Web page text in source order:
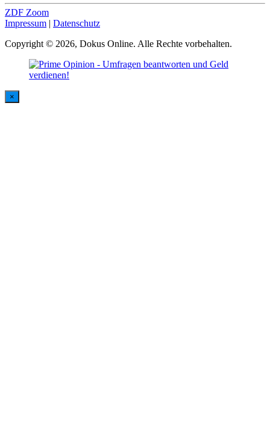
ZDF Zoom
Impressum | Datenschutz
Copyright © 2026, Dokus Online. Alle Rechte vorbehalten.
×